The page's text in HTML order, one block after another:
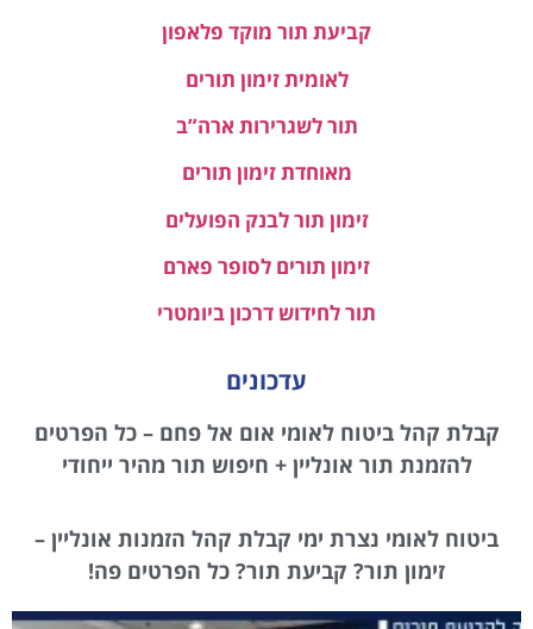
קביעת תור מוקד פלאפון
לאומית זימון תורים
תור לשגרירות ארה”ב
מאוחדת זימון תורים
זימון תור לבנק הפועלים
זימון תורים לסופר פארם
תור לחידוש דרכון ביומטרי
עדכונים
קבלת קהל ביטוח לאומי אום אל פחם – כל הפרטים
להזמנת תור אונליין + חיפוש תור מהיר ייחודי
ביטוח לאומי נצרת ימי קבלת קהל הזמנות אונליין –
זימון תור? קביעת תור? כל הפרטים פה!